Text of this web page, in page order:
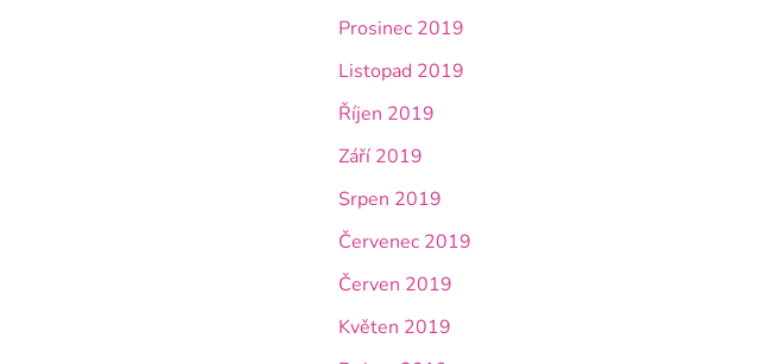
Prosinec 2019
Listopad 2019
Říjen 2019
Září 2019
Srpen 2019
Červenec 2019
Červen 2019
Květen 2019